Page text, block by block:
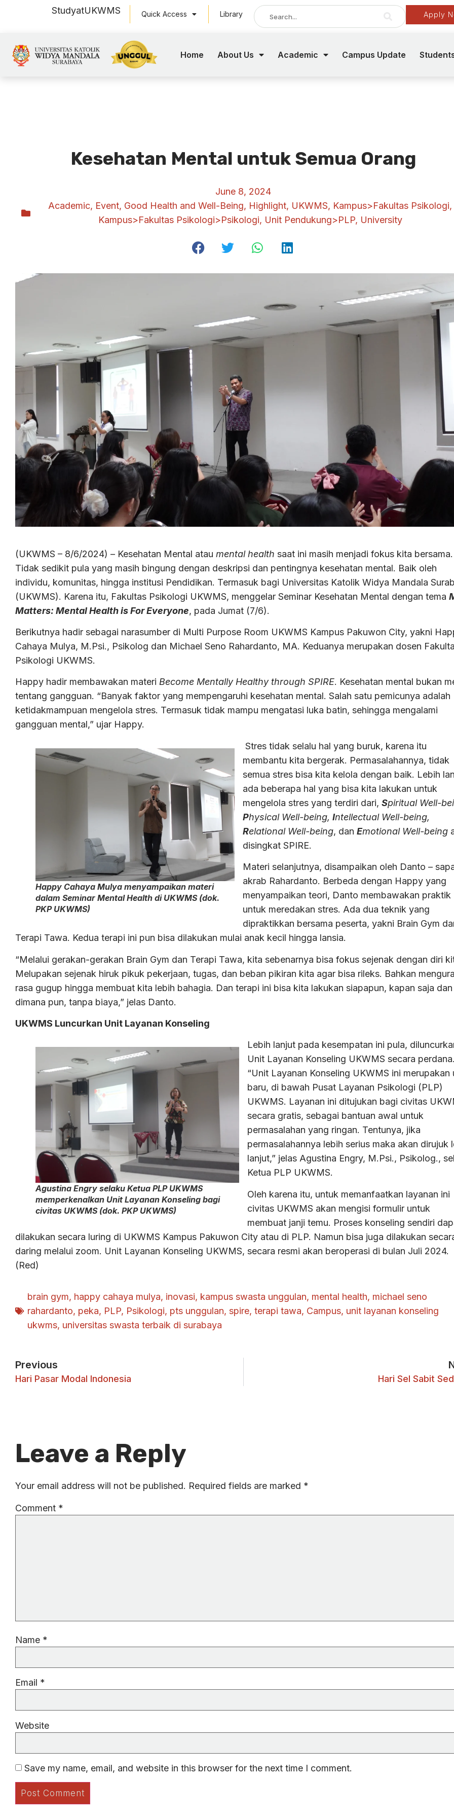
StudyatUKWMS Quick Access Library Apply
Home About Us Academic Campus Update
Kesehatan Mental untuk Semua Orang
June 8, 2024
Academic, Event, Good Health and Well-Being, Highlight, UKWMS, Kampus>Fakultas Psikologi,
Kampus>Fakultas Psikologi>Psikologi, Unit Pendukung>PLP, University
(UKWMS – 8/6/2024) – Kesehatan Mental atau mental health saat ini masih menjadi fokus kita bersama.
Tidak sedikit pula yang masih bingung dengan deskripsi dan pentingnya kesehatan mental. Baik oleh
individu, komunitas, hingga institusi Pendidikan. Termasuk bagi Universitas Katolik Widya Mandala
(UKWMS). Karena itu, Fakultas Psikologi UKWMS, menggelar Seminar Kesehatan Mental dengan tema
Matters: Mental Health is For Everyone, pada Jumat (7/6).
Berikutnya hadir sebagai narasumber di Multi Purpose Room UKWMS Kampus Pakuwon City, yakni
Cahaya Mulya, M.Psi., Psikolog dan Michael Seno Rahardanto, MA. Keduanya merupakan dosen
Psikologi UKWMS.
Happy hadir membawakan materi Become Mentally Healthy through SPIRE. Kesehatan mental bukan
tentang gangguan. “Banyak faktor yang mempengaruhi kesehatan mental. Salah satu pemicunya adalah
ketidakmampuan mengelola stres. Termasuk tidak mampu mengatasi luka batin, sehingga mengalami
gangguan mental,” ujar Happy.
Happy Cahaya Mulya menyampaikan materi
dalam Seminar Mental Health di UKWMS (dok.
PKP UKWMS)
Stres tidak selalu hal yang buruk, karena itu
membantu kita bergerak. Permasalahannya, tidak
semua stres bisa kita kelola dengan baik. Lebih
ada beberapa hal yang bisa kita lakukan untuk
mengelola stres yang terdiri dari, Spiritual Well-
Physical Well-being, Intellectual Well-being,
Relational Well-being, dan Emotional Well-being
disingkat SPIRE.
Materi selanjutnya, disampaikan oleh Danto –
akrab Rahardanto. Berbeda dengan Happy yang
menyampaikan teori, Danto membawakan praktik
untuk meredakan stres. Ada dua teknik yang
dipraktikkan bersama peserta, yakni Brain Gym
Terapi Tawa. Kedua terapi ini pun bisa dilakukan mulai anak kecil hingga lansia.
“Melalui gerakan-gerakan Brain Gym dan Terapi Tawa, kita sebenarnya bisa fokus sejenak dengan diri
Melupakan sejenak hiruk pikuk pekerjaan, tugas, dan beban pikiran kita agar bisa rileks. Bahkan
rasa gugup hingga membuat kita lebih bahagia. Dan terapi ini bisa kita lakukan siapapun, kapan saja dan
dimana pun, tanpa biaya,” jelas Danto.
UKWMS Luncurkan Unit Layanan Konseling
Agustina Engry selaku Ketua PLP UKWMS
memperkenalkan Unit Layanan Konseling bagi
civitas UKWMS (dok. PKP UKWMS)
Lebih lanjut pada kesempatan ini pula,
Unit Layanan Konseling UKWMS secara perdana.
“Unit Layanan Konseling UKWMS ini merupakan
baru, di bawah Pusat Layanan Psikologi (PLP)
UKWMS. Layanan ini ditujukan bagi civitas
secara gratis, sebagai bantuan awal untuk
permasalahan yang ringan. Tentunya, jika
permasalahannya lebih serius maka akan dirujuk
lanjut,” jelas Agustina Engry, M.Psi., Psikolog.,
Ketua PLP UKWMS.
Oleh karena itu, untuk memanfaatkan layanan ini
civitas UKWMS akan mengisi formulir untuk
membuat janji temu. Proses konseling sendiri
dilakukan secara luring di UKWMS Kampus Pakuwon City atau di PLP. Namun bisa juga dilakukan
daring melalui zoom. Unit Layanan Konseling UKWMS, secara resmi akan beroperasi di bulan Juli 2024.
(Red)
brain gym, happy cahaya mulya, inovasi, kampus swasta unggulan, mental health, michael seno
rahardanto, peka, PLP, Psikologi, pts unggulan, spire, terapi tawa, Campus, unit layanan konseling
ukwms, universitas swasta terbaik di surabaya
Previous
Hari Pasar Modal Indonesia Hari Sel Sabit
Leave a Reply
Your email address will not be published. Required fields are marked *
Comment *
Name *
Email *
Website
Save my name, email, and website in this browser for the next time I comment.